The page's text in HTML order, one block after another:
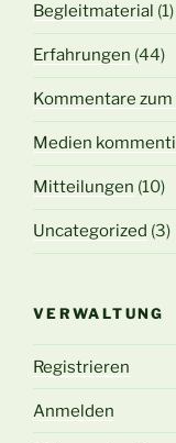
Begleitmaterial (1)
Erfahrungen (44)
Kommentare zum
Medien
Mitteilungen (10)
Uncategorized (3)
VERWALTUNG
Registrieren
Anmelden